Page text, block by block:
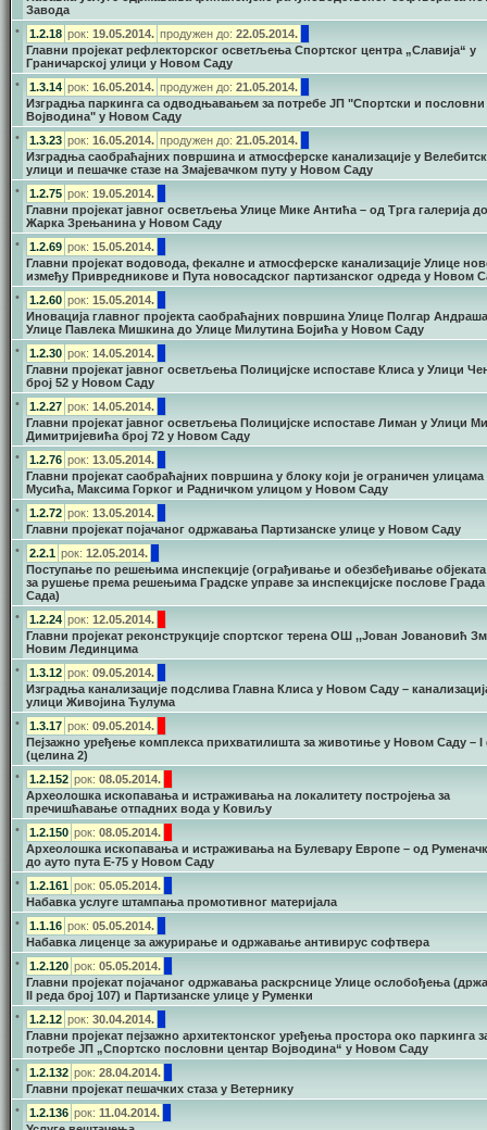
Завода
•
1.2.18 рок: 19.05.2014. продужен до: 22.05.2014.
Главни пројекат рефлекторског осветљења Спортског центра „Славија“ у
Граничарској улици у Новом Саду
•
1.3.14 рок: 16.05.2014. продужен до: 21.05.2014.
Изградња паркинга са одводњавањем за потребе ЈП "Спортски и пословни
Војводина" у Новом Саду
•
1.3.23 рок: 16.05.2014. продужен до: 21.05.2014.
Изградња саобраћајних површина и атмосферске канализације у
улици и пешачке стазе на Змајевачком путу у Новом Саду
•
1.2.75 рок: 19.05.2014.
Главни пројекат јавног осветљења Улице Мике Антића – од Трга галерија
Жарка Зрењанина у Новом Саду
•
1.2.69 рок: 15.05.2014.
Главни пројекат водовода, фекалне и атмосферске канализације Улице
између Привредникове и Пута новосадског партизанског одреда у Новом
•
1.2.60 рок: 15.05.2014.
Иновација главног пројекта саобраћајних површина Улице Полгар
Улице Павлека Мишкина до Улице Милутина Бојића у Новом Саду
•
1.2.30 рок: 14.05.2014.
Главни пројекат јавног осветљења Полицијске испоставе Клиса у Улици
број 52 у Новом Саду
•
1.2.27 рок: 14.05.2014.
Главни пројекат јавног осветљења Полицијске испоставе Лиман у Улици
Димитријевића број 72 у Новом Саду
•
1.2.76 рок: 13.05.2014.
Главни пројекат саобраћајних површина у блоку који је ограничен
Мусића, Максима Горког и Радничком улицом у Новом Саду
•
1.2.72 рок: 13.05.2014.
Главни пројекат појачаног одржавања Партизанске улице у Новом Саду
•
2.2.1 рок: 12.05.2014.
Поступање по решењима инспекције (ограђивање и обезбеђивање објеката
за рушење према решењима Градске управе за инспекцијске послове
Сада)
•
1.2.24 рок: 12.05.2014.
Главни пројекат реконструкције спортског терена ОШ ,,Јован Јовановић
Новим Лединцима
•
1.3.12 рок: 09.05.2014.
Изградња канализације подслива Главна Клиса у Новом Саду –
улици Живојина Ћулума
•
1.3.17 рок: 09.05.2014.
Пејзажно уређење комплекса прихватилишта за животиње у Новом Саду – I
(целина 2)
•
1.2.152 рок: 08.05.2014.
Археолошка ископавања и истраживања на локалитету постројења за
пречишћавање отпадних вода у Ковиљу
•
1.2.150 рок: 08.05.2014.
Археолошка ископавања и истраживања на Булевару Европе – од
до ауто пута Е-75 у Новом Саду
•
1.2.161 рок: 05.05.2014.
Набавка услуге штампања промотивног материјала
•
1.1.16 рок: 05.05.2014.
Набавка лиценце за ажурирање и одржавање антивирус софтвера
•
1.2.120 рок: 05.05.2014.
Главни пројекат појачаног одржавања раскрснице Улице oслобођења
II реда број 107) и Партизанске улице у Руменки
•
1.2.12 рок: 30.04.2014.
Главни пројекат пејзажно архитектонског уређења простора око паркинга
потребе ЈП „Спортско пословни центар Војводина“ у Новом Саду
•
1.2.132 рок: 28.04.2014.
Главни пројекат пешачких стаза у Ветернику
•
1.2.136 рок: 11.04.2014.